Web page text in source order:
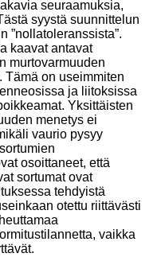
seuraamuksia,
syystä suunnittelun
”nollatoleranssista”.
kaavat antavat
murtovarmuuden
on useimmiten
ja liitoksissa
Yksittäisten
menetys ei
vaurio pysyy
osoittaneet, että
sortumat ovat
tehdyistä
otettu riittävästi
vaikka